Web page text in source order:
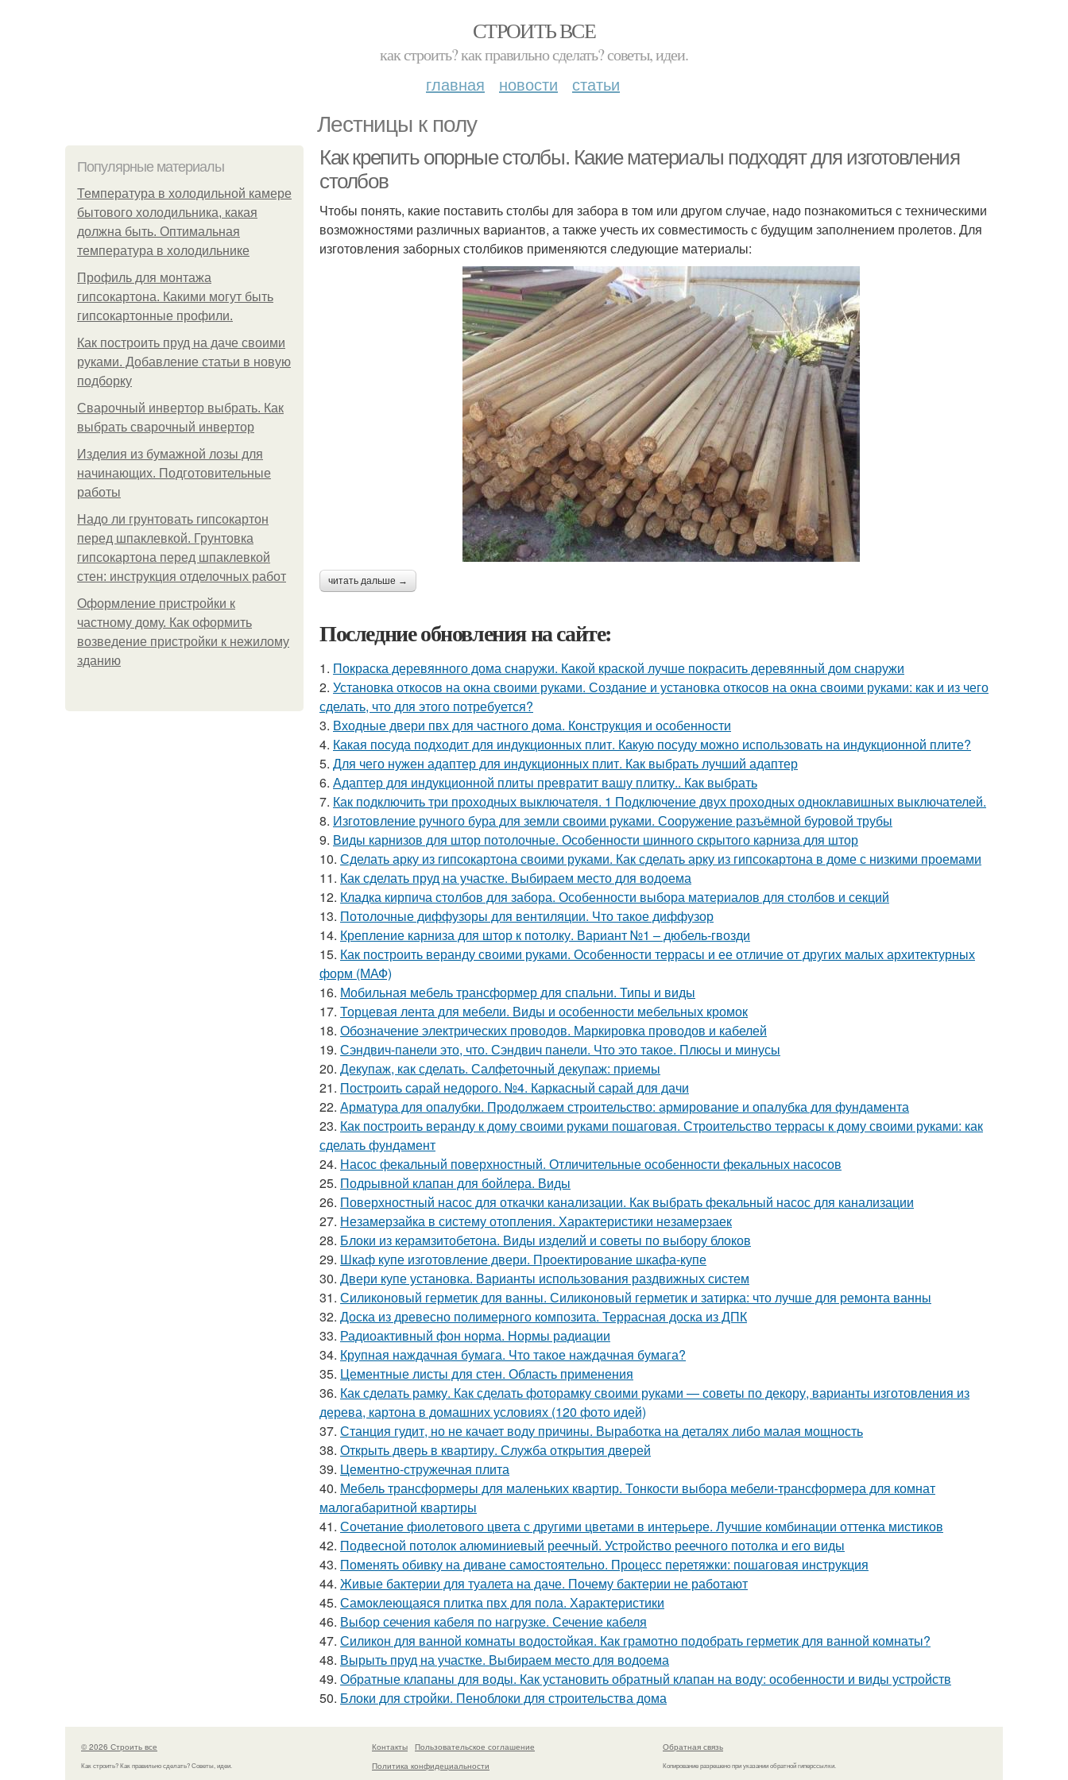
СТРОИТЬ ВСЕ
как строить? как правильно сделать? советы, идеи.
главная новости статьи
Лестницы к полу
Популярные материалы
Температура в холодильной камере
бытового холодильника, какая
должна быть. Оптимальная
температура в холодильнике
Профиль для монтажа
гипсокартона. Какими могут быть
гипсокартонные профили.
Как построить пруд на даче своими
руками. Добавление статьи в новую
подборку
Сварочный инвертор выбрать. Как
выбрать сварочный инвертор
Изделия из бумажной лозы для
начинающих. Подготовительные
работы
Надо ли грунтовать гипсокартон
перед шпаклевкой. Грунтовка
гипсокартона перед шпаклевкой
стен: инструкция отделочных работ
Оформление пристройки к
частному дому. Как оформить
возведение пристройки к нежилому
зданию
Как крепить опорные столбы. Какие материалы подходят для изготовления
столбов
Чтобы понять, какие поставить столбы для забора в том или другом случае, надо познакомиться с техническими
возможностями различных вариантов, а также учесть их совместимость с будущим заполнением пролетов. Для
изготовления заборных столбиков применяются следующие материалы:
читать дальше →
Последние обновления на сайте:
1. Покраска деревянного дома снаружи. Какой краской лучше покрасить деревянный дом снаружи
2. Установка откосов на окна своими руками. Создание и установка откосов на окна своими руками: как и из чего
сделать, что для этого потребуется?
3. Входные двери пвх для частного дома. Конструкция и особенности
4. Какая посуда подходит для индукционных плит. Какую посуду можно использовать на индукционной плите?
5. Для чего нужен адаптер для индукционных плит. Как выбрать лучший адаптер
6. Адаптер для индукционной плиты превратит вашу плитку.. Как выбрать
7. Как подключить три проходных выключателя. 1 Подключение двух проходных одноклавишных выключателей.
8. Изготовление ручного бура для земли своими руками. Сооружение разъёмной буровой трубы
9. Виды карнизов для штор потолочные. Особенности шинного скрытого карниза для штор
10. Сделать арку из гипсокартона своими руками. Как сделать арку из гипсокартона в доме с низкими проемами
11. Как сделать пруд на участке. Выбираем место для водоема
12. Кладка кирпича столбов для забора. Особенности выбора материалов для столбов и секций
13. Потолочные диффузоры для вентиляции. Что такое диффузор
14. Крепление карниза для штор к потолку. Вариант №1 – дюбель-гвозди
15. Как построить веранду своими руками. Особенности террасы и ее отличие от других малых архитектурных
форм (МАФ)
16. Мобильная мебель трансформер для спальни. Типы и виды
17. Торцевая лента для мебели. Виды и особенности мебельных кромок
18. Обозначение электрических проводов. Маркировка проводов и кабелей
19. Сэндвич-панели это, что. Сэндвич панели. Что это такое. Плюсы и минусы
20. Декупаж, как сделать. Салфеточный декупаж: приемы
21. Построить сарай недорого. №4. Каркасный сарай для дачи
22. Арматура для опалубки. Продолжаем строительство: армирование и опалубка для фундамента
23. Как построить веранду к дому своими руками пошаговая. Строительство террасы к дому своими руками: как
сделать фундамент
24. Насос фекальный поверхностный. Отличительные особенности фекальных насосов
25. Подрывной клапан для бойлера. Виды
26. Поверхностный насос для откачки канализации. Как выбрать фекальный насос для канализации
27. Незамерзайка в систему отопления. Характеристики незамерзаек
28. Блоки из керамзитобетона. Виды изделий и советы по выбору блоков
29. Шкаф купе изготовление двери. Проектирование шкафа-купе
30. Двери купе установка. Варианты использования раздвижных систем
31. Силиконовый герметик для ванны. Силиконовый герметик и затирка: что лучше для ремонта ванны
32. Доска из древесно полимерного композита. Террасная доска из ДПК
33. Радиоактивный фон норма. Нормы радиации
34. Крупная наждачная бумага. Что такое наждачная бумага?
35. Цементные листы для стен. Область применения
36. Как сделать рамку. Как сделать фоторамку своими руками — советы по декору, варианты изготовления из
дерева, картона в домашних условиях (120 фото идей)
37. Станция гудит, но не качает воду причины. Выработка на деталях либо малая мощность
38. Открыть дверь в квартиру. Служба открытия дверей
39. Цементно-стружечная плита
40. Мебель трансформеры для маленьких квартир. Тонкости выбора мебели-трансформера для комнат
малогабаритной квартиры
41. Сочетание фиолетового цвета с другими цветами в интерьере. Лучшие комбинации оттенка мистиков
42. Подвесной потолок алюминиевый реечный. Устройство реечного потолка и его виды
43. Поменять обивку на диване самостоятельно. Процесс перетяжки: пошаговая инструкция
44. Живые бактерии для туалета на даче. Почему бактерии не работают
45. Самоклеющаяся плитка пвх для пола. Характеристики
46. Выбор сечения кабеля по нагрузке. Сечение кабеля
47. Силикон для ванной комнаты водостойкая. Как грамотно подобрать герметик для ванной комнаты?
48. Вырыть пруд на участке. Выбираем место для водоема
49. Обратные клапаны для воды. Как установить обратный клапан на воду: особенности и виды устройств
50. Блоки для стройки. Пеноблоки для строительства дома
© 2026 Строить все
Как строить? Как правильно сделать? Советы, идеи.
Контакты
Пользовательское соглашение
Политика конфидециальности
Обратная связь
Копирование разрешено при указании обратной гиперссылки.